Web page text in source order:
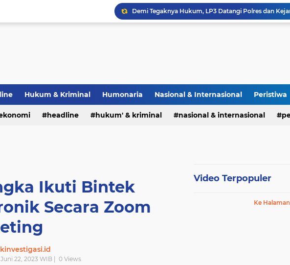
Hukum & Kriminal Humonaria Nasional & Internasional Peristiwa
TNI & POLRI UU Pers
headline hukum' & kriminal nasional & internasional
Ikuti Bintek
Secara Zoom
22, 2023 WIB | 0 Views
Video Terpopuler
Ke Halaman